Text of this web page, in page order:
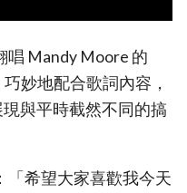
唱 Mandy Moore 的
妙地配合歌詞內容，
與平時截然不同的搞
「希望大家喜歡我今天